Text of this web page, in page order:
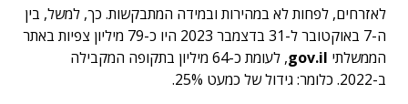
לאזרחים, לפחות לא במהירות ובמידה המתבקשות. כך, למשל, בין
ה-7 באוקטובר ל-31 בדצמבר 2023 היו כ-79 מיליון צפיות באתר
הממשלתי gov.il
, לעומת כ-64 מיליון בתקופה המקבילה
ב-2022. כלומר: גידול של כמעט 25%.